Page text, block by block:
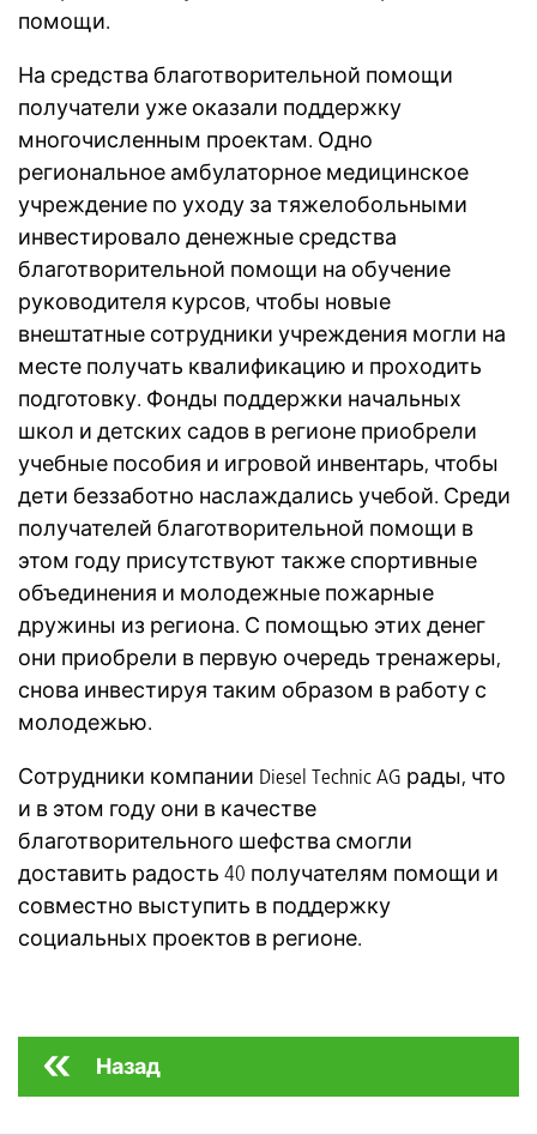
помощи.
На средства благотворительной помощи
получатели уже оказали поддержку
многочисленным проектам. Одно
региональное амбулаторное медицинское
учреждение по уходу за тяжелобольными
инвестировало денежные средства
благотворительной помощи на обучение
руководителя курсов, чтобы новые
внештатные сотрудники учреждения могли на
месте получать квалификацию и проходить
подготовку. Фонды поддержки начальных
школ и детских садов в регионе приобрели
учебные пособия и игровой инвентарь, чтобы
дети беззаботно наслаждались учебой. Среди
получателей благотворительной помощи в
этом году присутствуют также спортивные
объединения и молодежные пожарные
дружины из региона. С помощью этих денег
они приобрели в первую очередь тренажеры,
снова инвестируя таким образом в работу с
молодежью.
Сотрудники компании Diesel Technic AG рады, что
и в этом году они в качестве
благотворительного шефства смогли
доставить радость 40 получателям помощи и
совместно выступить в поддержку
социальных проектов в регионе.
Назад